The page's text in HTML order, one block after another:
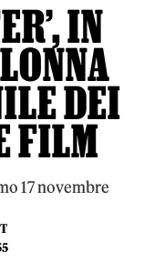
IN
DEI
FILM
17 novembre